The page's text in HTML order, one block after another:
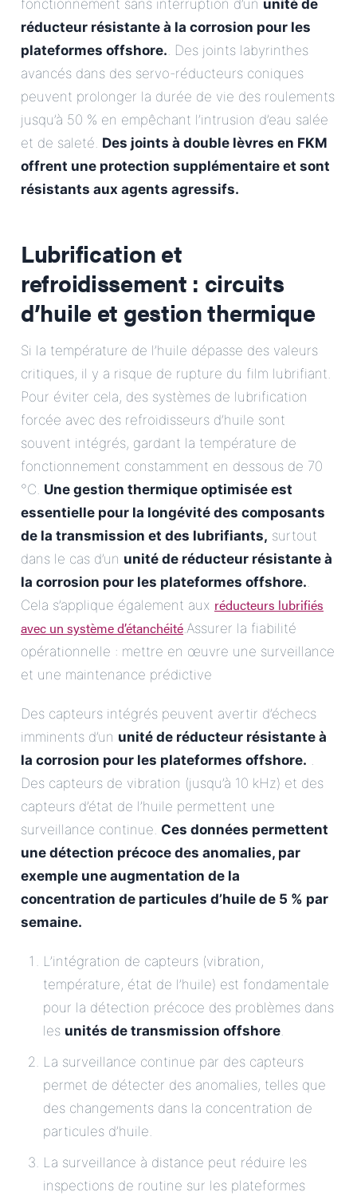
fonctionnement sans interruption d’un unité de
réducteur résistante à la corrosion pour les
plateformes offshore.. Des joints labyrinthes
avancés dans des servo-réducteurs coniques
peuvent prolonger la durée de vie des roulements
jusqu’à 50 % en empêchant l’intrusion d’eau salée
et de saleté. Des joints à double lèvres en FKM
offrent une protection supplémentaire et sont
résistants aux agents agressifs.
Lubrification et
refroidissement : circuits
d’huile et gestion thermique
Si la température de l’huile dépasse des valeurs
critiques, il y a risque de rupture du film lubrifiant.
Pour éviter cela, des systèmes de lubrification
forcée avec des refroidisseurs d’huile sont
souvent intégrés, gardant la température de
fonctionnement constamment en dessous de 70
°C. Une gestion thermique optimisée est
essentielle pour la longévité des composants
de la transmission et des lubrifiants, surtout
dans le cas d’un unité de réducteur résistante à
la corrosion pour les plateformes offshore..
Cela s’applique également aux réducteurs lubrifiés
avec un système d’étanchéité.Assurer la fiabilité
opérationnelle : mettre en œuvre une surveillance
et une maintenance prédictive
Des capteurs intégrés peuvent avertir d’échecs
imminents d’un unité de réducteur résistante à
la corrosion pour les plateformes offshore. .
Des capteurs de vibration (jusqu’à 10 kHz) et des
capteurs d’état de l’huile permettent une
surveillance continue. Ces données permettent
une détection précoce des anomalies, par
exemple une augmentation de la
concentration de particules d’huile de 5 % par
semaine.
L’intégration de capteurs (vibration,
température, état de l’huile) est fondamentale
pour la détection précoce des problèmes dans
les unités de transmission offshore.
La surveillance continue par des capteurs
permet de détecter des anomalies, telles que
des changements dans la concentration de
particules d’huile.
La surveillance à distance peut réduire les
inspections de routine sur les plateformes